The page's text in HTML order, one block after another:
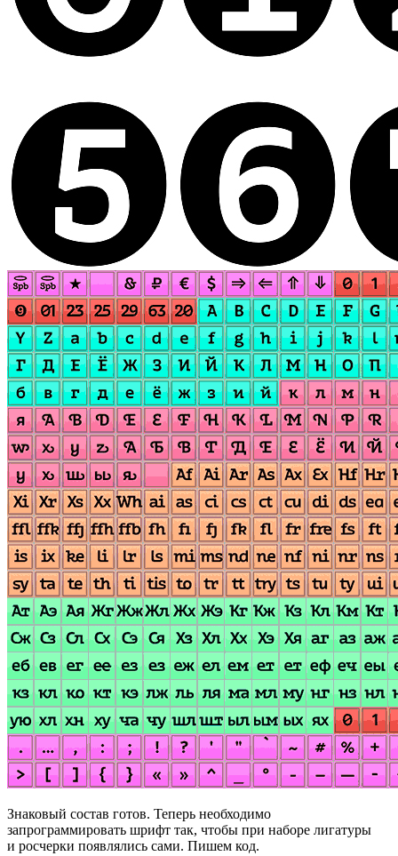
Знаковый состав готов. Теперь необходимо
запрограммировать шрифт так, чтобы при наборе лигатуры
и росчерки появлялись сами. Пишем код.